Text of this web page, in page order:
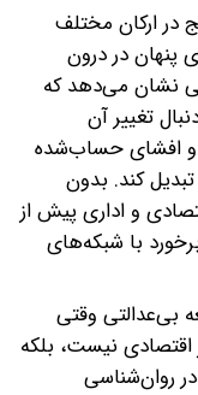
در ارکان مختلف
پنهان در درون
نشان می‌دهد که
تغییر آن
و افشای حساب‌شده
تبدیل کند. بدون
و اداری پیش از
با شبکه‌های
بی‌عدالتی وقتی
نیست، بلکه
روان‌شناسی